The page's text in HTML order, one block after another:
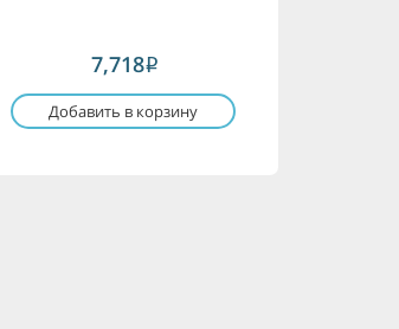
7,718i
Добавить в корзину